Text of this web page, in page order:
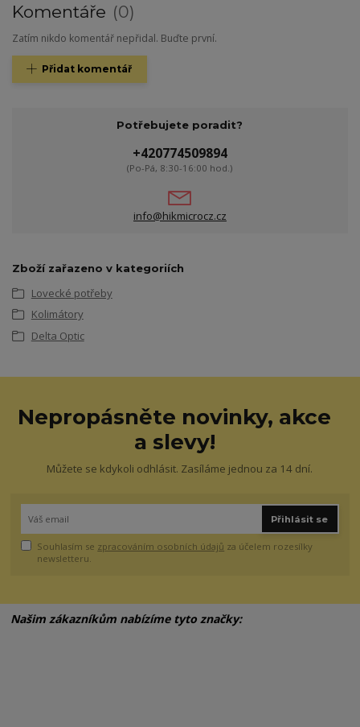
Komentáře 0
Zatím nikdo komentář nepřidal. Buďte první.
Přidat komentář
Potřebujete poradit?
+420774509894
(Po-Pá, 8:30-16:00 hod.)
info@hikmicrocz.cz
Zboží zařazeno v kategoriích
Lovecké potřeby
Kolimátory
Delta Optic
Nepropásněte novinky, akce
a slevy!
Můžete se kdykoli odhlásit. Zasíláme jednou za 14 dní.
Přihlásit se
Souhlasím se zpracováním osobních údajů za účelem rozesílky
newsletteru.
Našim zákazníkům nabízíme tyto značky: